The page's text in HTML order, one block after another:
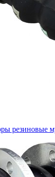
резиновые